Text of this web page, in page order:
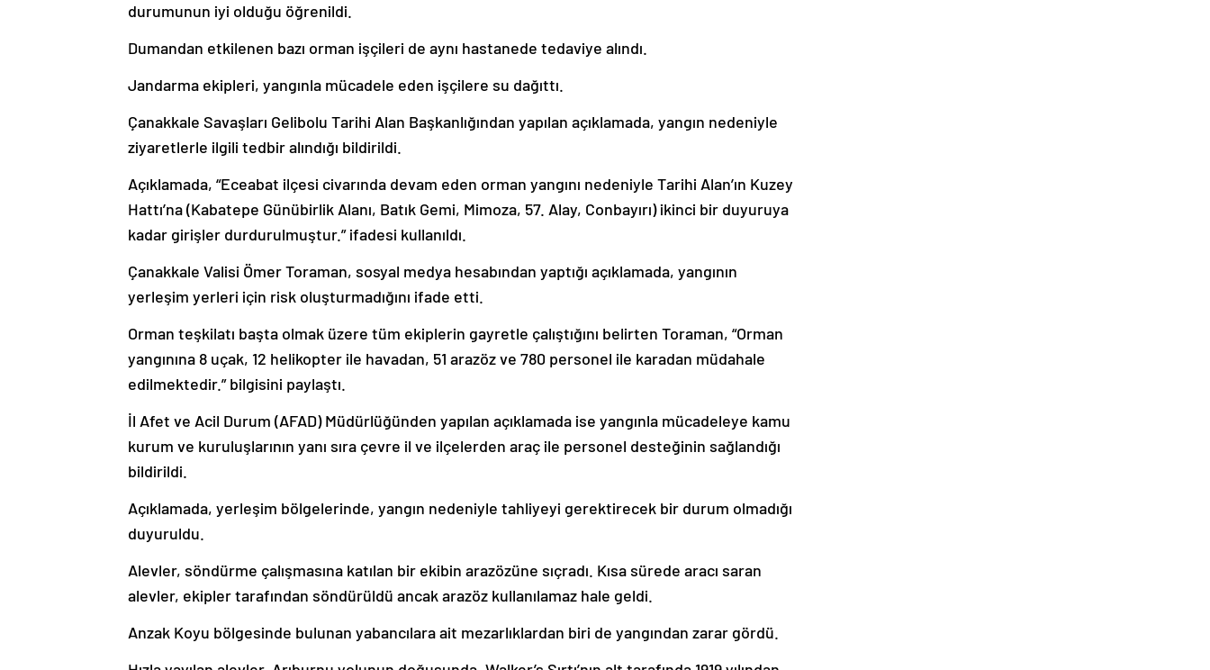
durumunun iyi olduğu öğrenildi.
Dumandan etkilenen bazı orman işçileri de aynı hastanede tedaviye alındı.
Jandarma ekipleri, yangınla mücadele eden işçilere su dağıttı.
Çanakkale Savaşları Gelibolu Tarihi Alan Başkanlığından yapılan açıklamada, yangın nedeniyle
ziyaretlerle ilgili tedbir alındığı bildirildi.
Açıklamada, “Eceabat ilçesi civarında devam eden orman yangını nedeniyle Tarihi Alan’ın Kuzey
Hattı’na (Kabatepe Günübirlik Alanı, Batık Gemi, Mimoza, 57. Alay, Conbayırı) ikinci bir duyuruya
kadar girişler durdurulmuştur.” ifadesi kullanıldı.
Çanakkale Valisi Ömer Toraman, sosyal medya hesabından yaptığı açıklamada, yangının
yerleşim yerleri için risk oluşturmadığını ifade etti.
Orman teşkilatı başta olmak üzere tüm ekiplerin gayretle çalıştığını belirten Toraman, “Orman
yangınına 8 uçak, 12 helikopter ile havadan, 51 arazöz ve 780 personel ile karadan müdahale
edilmektedir.” bilgisini paylaştı.
İl Afet ve Acil Durum (AFAD) Müdürlüğünden yapılan açıklamada ise yangınla mücadeleye kamu
kurum ve kuruluşlarının yanı sıra çevre il ve ilçelerden araç ile personel desteğinin sağlandığı
bildirildi.
Açıklamada, yerleşim bölgelerinde, yangın nedeniyle tahliyeyi gerektirecek bir durum olmadığı
duyuruldu.
Alevler, söndürme çalışmasına katılan bir ekibin arazözüne sıçradı. Kısa sürede aracı saran
alevler, ekipler tarafından söndürüldü ancak arazöz kullanılamaz hale geldi.
Anzak Koyu bölgesinde bulunan yabancılara ait mezarlıklardan biri de yangından zarar gördü.